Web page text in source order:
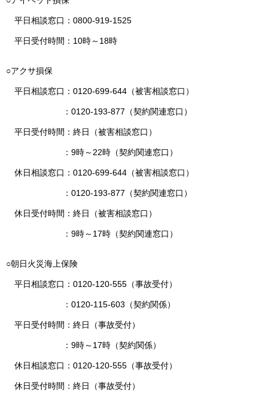
平日相談窓口：0800-919-1525
平日受付時間：10時～18時
○アクサ損保
平日相談窓口：0120-699-644（被害相談窓口）
：0120-193-877（契約関連窓口）
平日受付時間：終日（被害相談窓口）
：9時～22時（契約関連窓口）
休日相談窓口：0120-699-644（被害相談窓口）
：0120-193-877（契約関連窓口）
休日受付時間：終日（被害相談窓口）
：9時～17時（契約関連窓口）
○朝日火災海上保険
平日相談窓口：0120-120-555（事故受付）
：0120-115-603（契約関係）
平日受付時間：終日（事故受付）
：9時～17時（契約関係）
休日相談窓口：0120-120-555（事故受付）
休日受付時間：終日（事故受付）